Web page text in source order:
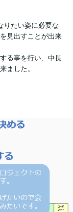
りたい姿に必要な
見出すことが出来
る事を行い、中長
ました。